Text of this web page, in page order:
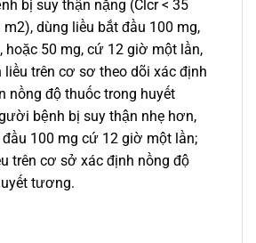
bị suy thận nặng (Clcr < 35
dùng liều bắt đầu 100 mg,
hoặc 50 mg, cứ 12 giờ một lần,
liều trên cơ sơ theo dõi xác định
nồng độ thuốc trong huyết
bệnh bị suy thận nhẹ hơn,
100 mg cứ 12 giờ một lần;
trên cơ sở xác định nồng độ
tương.